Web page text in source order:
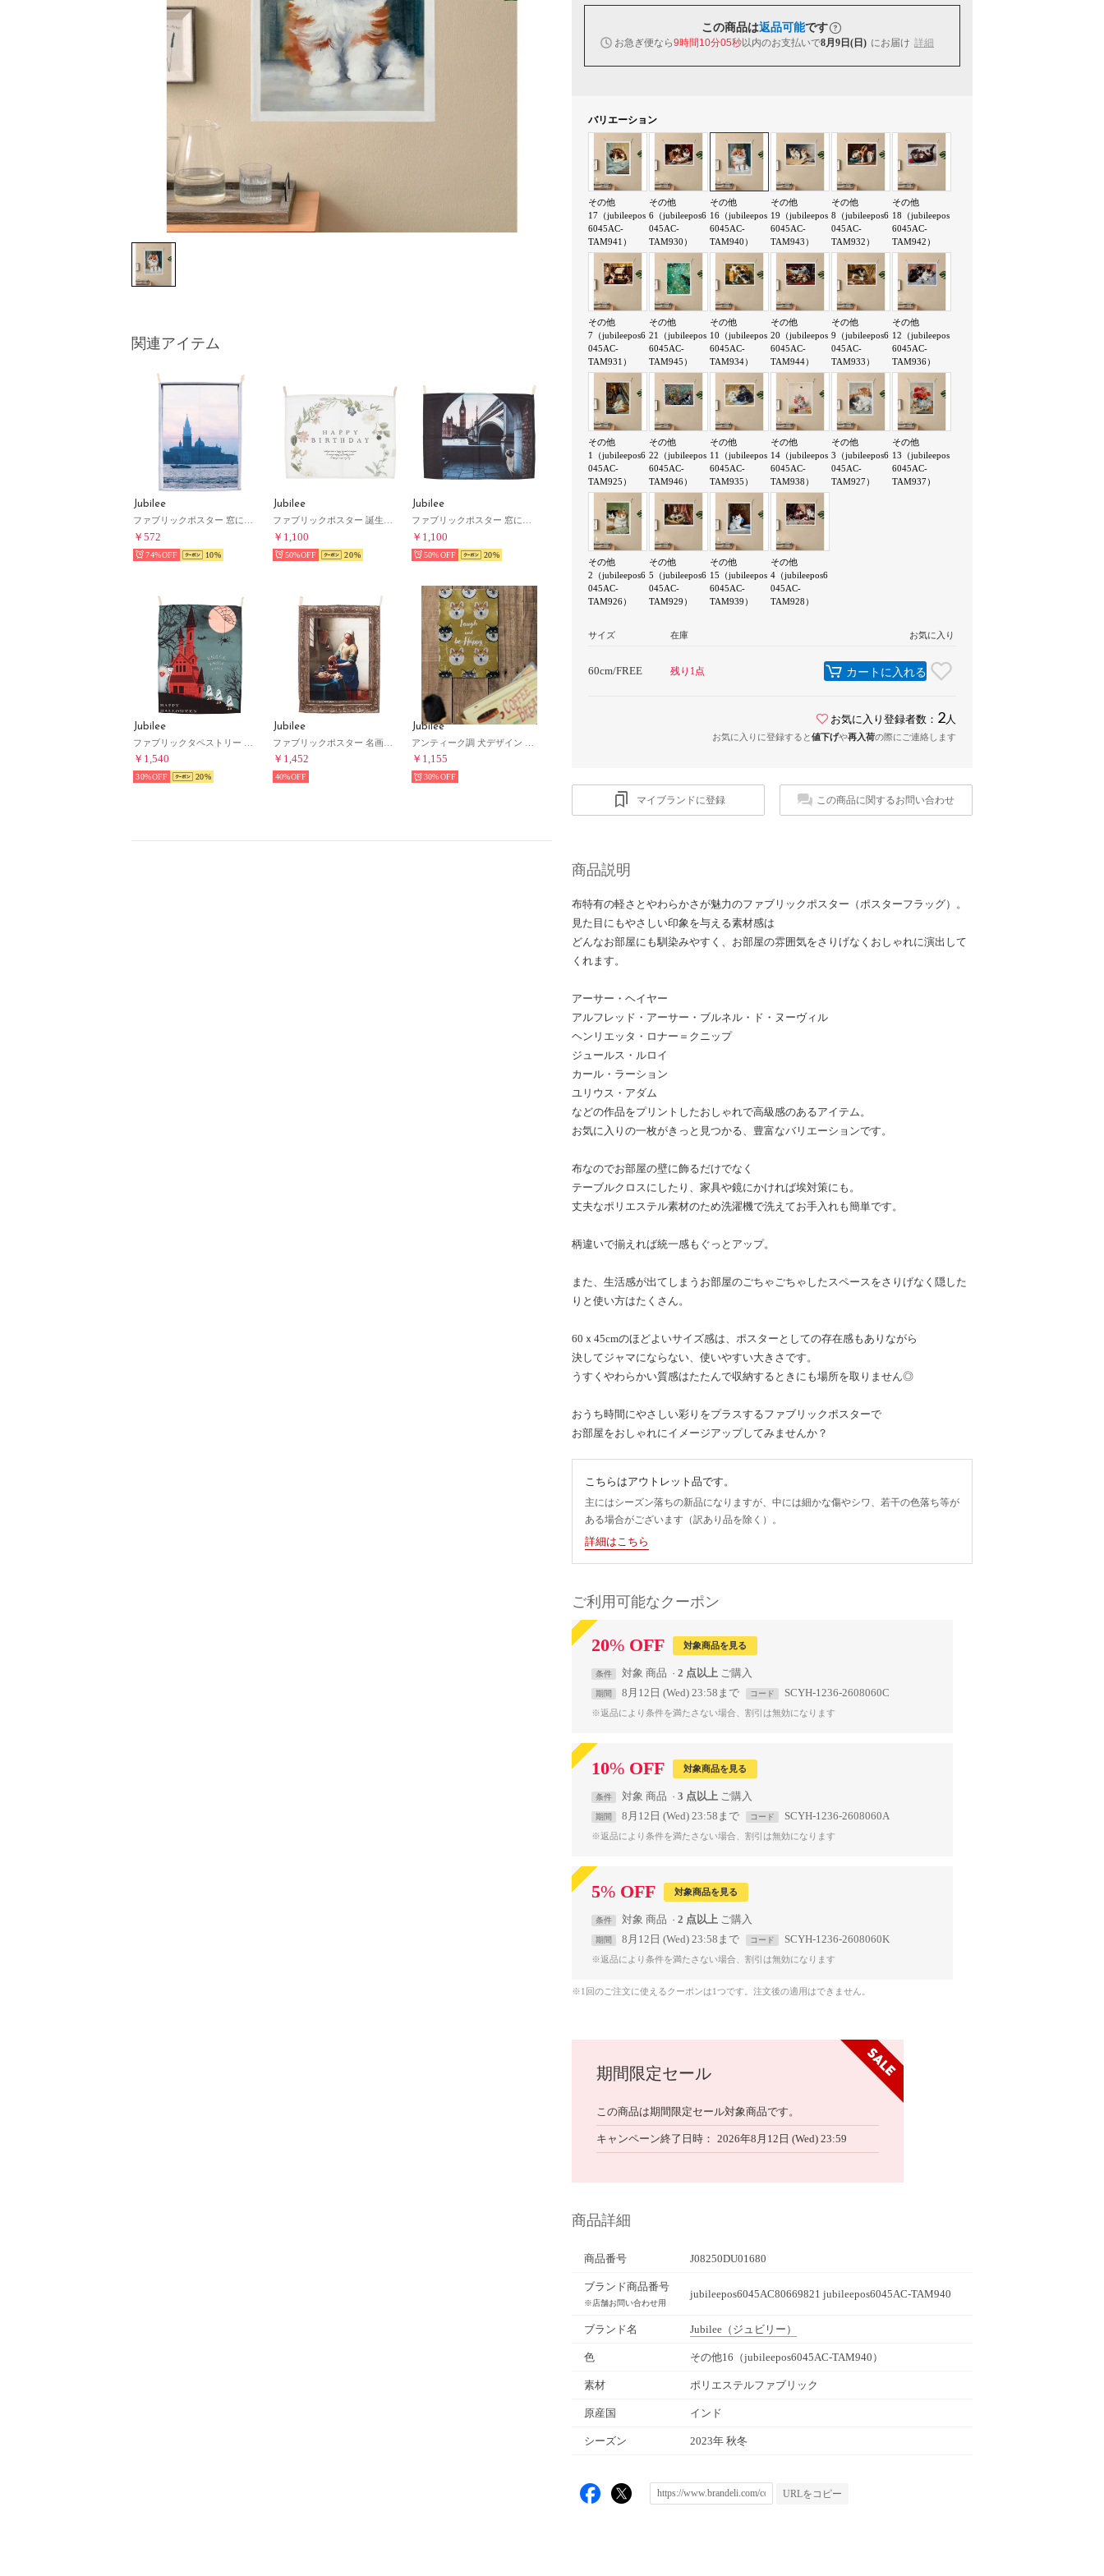
関連アイテム
Jubilee
￥572
74% 10
Jubilee
￥1,100
50% 20
Jubilee
￥1,100
50% 20
Jubilee
￥1,540
30% 20
Jubilee
￥1,452
40%
Jubilee
￥1,155
30%
この商品は返品可能です
お急ぎ便なら9時間10分04秒以内のお支払いで8月9日(日) にお届け 詳細
バリエーション
その他
17（jubileepos
6045AC-
TAM941）
その他
6（jubileepos6
045AC-
TAM930）
その他
16（jubileepos
6045AC-
TAM940）
その他
19（jubileepos
6045AC-
TAM943）
その他
8（jubileepos6
045AC-
TAM932）
その他
18（jubileepos
6045AC-
TAM942）
その他
7（jubileepos6
045AC-
TAM931）
その他
21（jubileepos
6045AC-
TAM945）
その他
10（jubileepos
6045AC-
TAM934）
その他
20（jubileepos
6045AC-
TAM944）
その他
9（jubileepos6
045AC-
TAM933）
その他
12（jubileepos
6045AC-
TAM936）
その他
1（jubileepos6
045AC-
TAM925）
その他
22（jubileepos
6045AC-
TAM946）
その他
11（jubileepos
6045AC-
TAM935）
その他
14（jubileepos
6045AC-
TAM938）
その他
3（jubileepos6
045AC-
TAM927）
その他
13（jubileepos
6045AC-
TAM937）
その他
2（jubileepos6
045AC-
TAM926）
その他
5（jubileepos6
045AC-
TAM929）
その他
15（jubileepos
6045AC-
TAM939）
その他
4（jubileepos6
045AC-
TAM928）
サイズ 在庫 お気に入り
60cm/FREE 残り1点 カートに入れる
お気に入り登録者数： 2 人
お気に入りに登録すると値下げや再入荷の際にご連絡します
マイブランドに登録 この商品に関するお問い合わせ
商品説明
布特有の軽さとやわらかさが魅力のファブリックポスター（ポスターフラッグ）。
見た目にもやさしい印象を与える素材感は
どんなお部屋にも馴染みやすく、お部屋の雰囲気をさりげなくおしゃれに演出して
くれます。
アーサー・ヘイヤー
アルフレッド・アーサー・ブルネル・ド・ヌーヴィル
ヘンリエッタ・ロナー＝クニップ
ジュールス・ルロイ
カール・ラーション
ユリウス・アダム
などの作品をプリントしたおしゃれで高級感のあるアイテム。
お気に入りの一枚がきっと見つかる、豊富なバリエーションです。
布なのでお部屋の壁に飾るだけでなく
テーブルクロスにしたり、家具や鏡にかければ埃対策にも。
丈夫なポリエステル素材のため洗濯機で洗えてお手入れも簡単です。
柄違いで揃えれば統一感もぐっとアップ。
また、生活感が出てしまうお部屋のごちゃごちゃしたスペースをさりげなく隠した
りと使い方はたくさん。
60ｘ45cmのほどよいサイズ感は、ポスターとしての存在感もありながら
決してジャマにならない、使いやすい大きさです。
うすくやわらかい質感はたたんで収納するときにも場所を取りません◎
おうち時間にやさしい彩りをプラスするファブリックポスターで
お部屋をおしゃれにイメージアップしてみませんか？
こちらはアウトレット品です。
主にはシーズン落ちの新品になりますが、中には細かな傷やシワ、若干の色落ち等が
ある場合がございます（訳あり品を除く）。
詳細はこちら
ご利用可能なクーポン
20% OFF 対象商品を見る
条件 対象 商品 2 点以上
期間 8月12日 (Wed) 23:58まで コード SCYH-1236-2608060C
※返品により条件を満たさない場合、割引は無効になります
10% OFF 対象商品を見る
条件 対象 商品 3 点以上
期間 8月12日 (Wed) 23:58まで コード SCYH-1236-2608060A
※返品により条件を満たさない場合、割引は無効になります
5% OFF 対象商品を見る
条件 対象 商品 2 点以上
期間 8月12日 (Wed) 23:58まで コード SCYH-1236-2608060K
※返品により条件を満たさない場合、割引は無効になります
※1回のご注文に使えるクーポンは1つです。注文後の適用はできません。
期間限定セール
この商品は期間限定セール対象商品です。
キャンペーン終了日時 2026年8月12日 (Wed) 23:59
商品詳細
商品番号 J08250DU01680
ブランド商品番号
※店舗お問い合わせ用
jubileepos6045AC80669821 jubileepos6045AC-TAM940
ブランド名 Jubilee （ジュビリー）
色 その他16（jubileepos6045AC-TAM940）
素材 ポリエステルファブリック
原産国 インド
シーズン 2023年 秋冬
URLをコピー